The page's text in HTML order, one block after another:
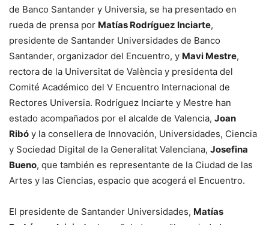
de Banco Santander y Universia, se ha presentado en
rueda de prensa por Matías Rodríguez Inciarte,
presidente de Santander Universidades de Banco
Santander, organizador del Encuentro, y Mavi Mestre,
rectora de la Universitat de València y presidenta del
Comité Académico del V Encuentro Internacional de
Rectores Universia. Rodríguez Inciarte y Mestre han
estado acompañados por el alcalde de Valencia, Joan
Ribó y la consellera de Innovación, Universidades, Ciencia
y Sociedad Digital de la Generalitat Valenciana, Josefina
Bueno, que también es representante de la Ciudad de las
Artes y las Ciencias, espacio que acogerá el Encuentro.
El presidente de Santander Universidades, Matías